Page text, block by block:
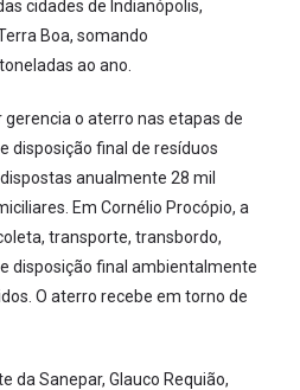
cidades de Indianópolis,
Boa, somando
ao ano.
gerencia o aterro nas etapas de
disposição final de resíduos
anualmente 28 mil
Em Cornélio Procópio, a
transporte, transbordo,
disposição final ambientalmente
O aterro recebe em torno de
da Sanepar, Glauco Requião,